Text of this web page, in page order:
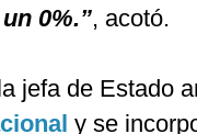
0%.”, acotó.
jefa de Estado
y se